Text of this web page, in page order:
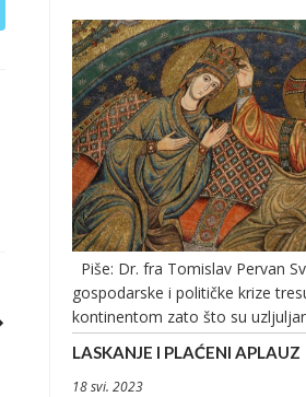
Piše: Dr. fra Tomislav Pervan
gospodarske i političke krize
kontinentom zato što su
LASKANJE I PLAĆENI APLAUZ
18 svi. 2023